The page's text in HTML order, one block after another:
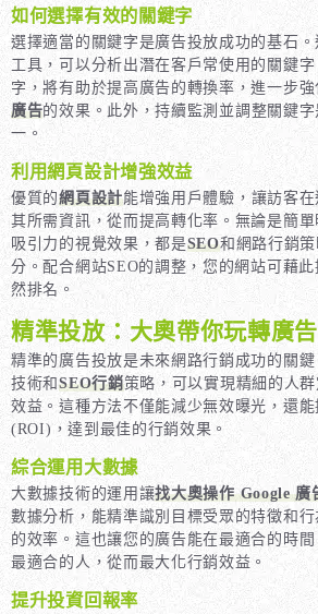
如何選擇有效的關鍵字
選擇適當的關鍵字是廣告投放成功的基石
工具，可以分析出潛在客戶常使用的關鍵
字，將有助於提高廣告的轉換率，進一步強
廣告的效果。此外，持續監測並調整關鍵
一。
利用網頁設計增強效益
優質的網頁設計能增強用戶體驗，讓訪客
其所需資訊，從而提高轉化率。無論是簡
吸引力的視覺效果，都是SEO和網路行銷
分。配合網站SEO的調整，您的網站可藉
然排名。
精準投放：大奧帶你玩轉廣
精準的廣告投放是未來網路行銷成功的關
技術和SEO行銷策略，可以實現精細的人
效益。這種方法不僅能減少無效曝光，還
(ROI)，達到最佳的行銷效果。
綜合運用大數據
大數據技術的運用讓找大奧操作 Google 廣
數據分析，能精準識別目標受眾的特徵和
的效率。這也讓您的廣告能在最適合的時
最適合的人，從而最大化行銷效益。
提升投資回報率